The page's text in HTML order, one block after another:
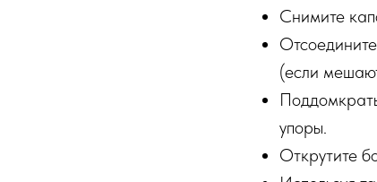
Снимите
(если
упоры.
Открутите